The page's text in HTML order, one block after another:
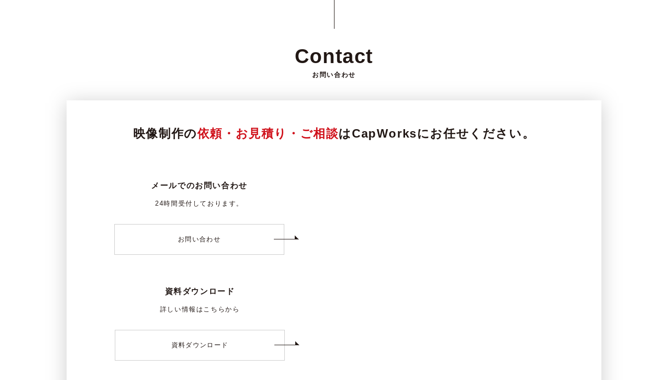
Contact
お問い合わせ
映像制作の依頼・お見積り・ご相談はCapWorksにお任せください。
メールでのお問い合わせ
24時間受付しております。
お問い合わせ
資料ダウンロード
詳しい情報はこちらから
資料ダウンロード